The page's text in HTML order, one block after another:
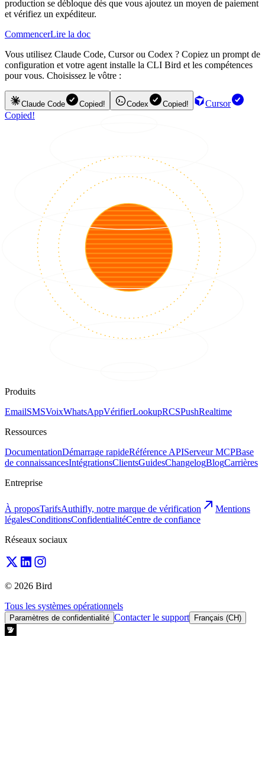
production se débloque dès que vous ajoutez un moyen de paiement
et vérifiez un expéditeur.
CommencerLire la doc
Vous utilisez Claude Code, Cursor ou Codex ? Copiez un prompt de
configuration et votre agent installe la CLI Bird et les compétences
pour vous. Choisissez le vôtre :
Claude Code Copied! Codex Copied!
Cursor
Copied!
Produits
EmailSMSVoixWhatsAppVérifierLookupRCSPushRealtime
Ressources
DocumentationDémarrage rapideRéférence APIServeur MCPBase
de connaissancesIntégrationsClientsGuidesChangelogBlogCarrières
Entreprise
À proposTarifsAuthifly, notre marque de vérification
Mentions
légalesConditionsConfidentialitéCentre de confiance
Réseaux sociaux
© 2026 Bird
Tous les systèmes opérationnels
Paramètres de confidentialité Contacter le support Français (CH)